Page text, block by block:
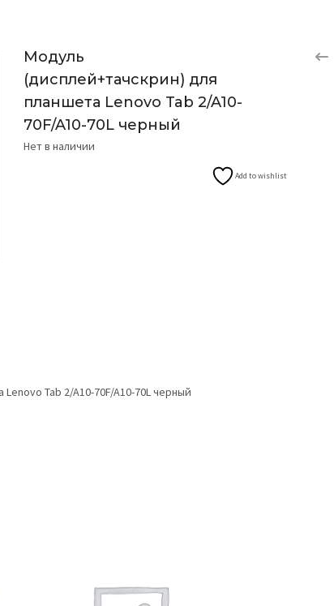
Модуль
(дисплей+тачскрин) для
планшета Lenovo Tab 2/A10-
70F/A10-70L черный
Нет в наличии
Add to wishlist
Tab 2/A10-70F/A10-70L черный